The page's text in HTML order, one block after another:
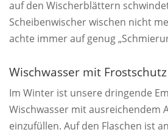
auf den Wischerblättern
Scheibenwischer wischen nicht
achte immer auf genug
Wischwasser mit
Im Winter ist unsere dringende
Wischwasser mit ausreichendem
einzufüllen. Auf den Flaschen ist